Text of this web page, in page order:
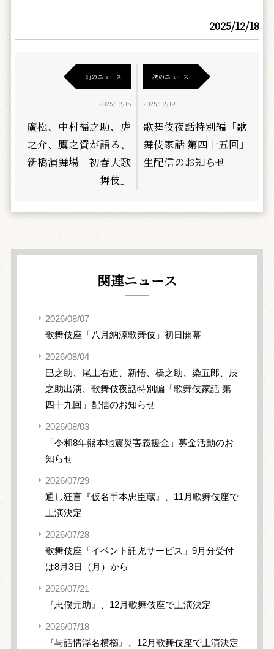
2025/12/18
前のニュース
2025/12/18
廣松、中村福之助、虎
之介、鷹之資が語る、
新橋演舞場「初春大歌
舞伎」
次のニュース
2025/12/19
歌舞伎夜話特別編「歌
舞伎家話 第四十五回」
生配信のお知らせ
関連ニュース
2026/08/07
歌舞伎座「八月納涼歌舞伎」初日開幕
2026/08/04
巳之助、尾上右近、新悟、橋之助、染五郎、辰
之助出演、歌舞伎夜話特別編「歌舞伎家話 第
四十九回」配信のお知らせ
2026/08/03
「令和8年熊本地震災害義援金」募金活動のお
知らせ
2026/07/29
通し狂言『仮名手本忠臣蔵』、11月歌舞伎座で
上演決定
2026/07/28
歌舞伎座「イベント託児サービス」9月分受付
は8月3日（月）から
2026/07/21
『忠僕元助』、12月歌舞伎座で上演決定
2026/07/18
『与話情浮名横櫛』、12月歌舞伎座で上演決定